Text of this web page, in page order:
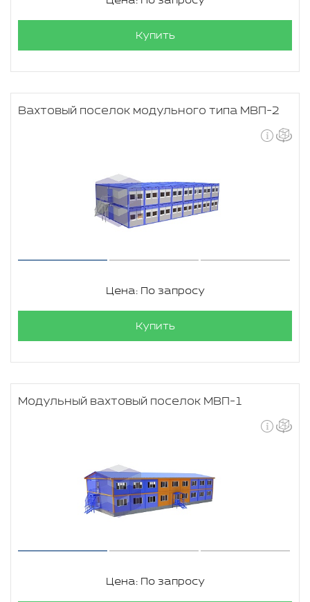
Купить
Вахтовый поселок модульного типа МВП-2
Цена: По запросу
Купить
Модульный вахтовый поселок МВП-1
Цена: По запросу